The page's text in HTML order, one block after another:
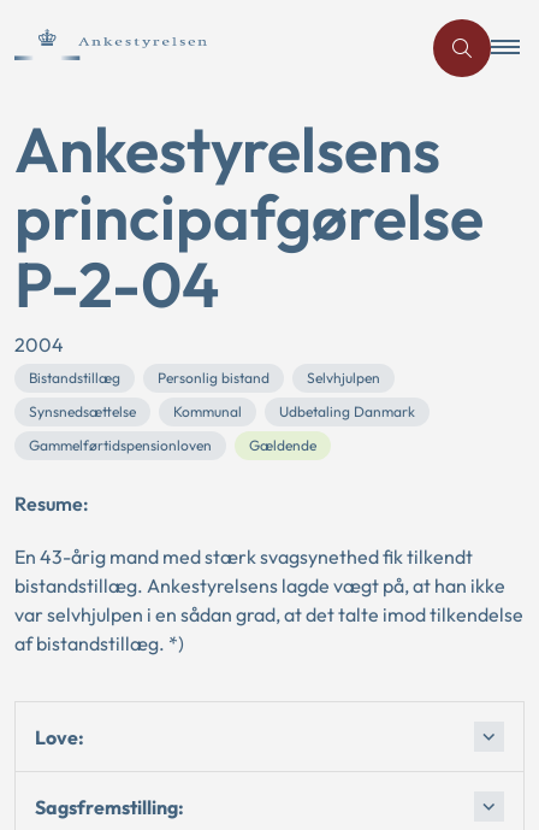
Ankestyrelsens
principafgørelse
P-2-04
2004
Bistandstillæg Personlig bistand
Selvhjulpen
Synsnedsættelse
Kommunal
Udbetaling Danmark
Gammelførtidspensionloven
Gældende
Resume:
En 43-årig mand med stærk svagsynethed fik tilkendt
bistandstillæg. Ankestyrelsens lagde vægt på, at han ikke
var selvhjulpen i en sådan grad, at det talte imod tilkendelse
af bistandstillæg. *)
Love:
Sagsfremstilling: